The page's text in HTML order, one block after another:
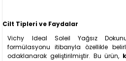
Cilt Tipleri ve Faydalar
Vichy Ideal Soleil Yağsız
formülasyonu itibarıyla özellikle
odaklanarak geliştirilmiştir. Bu ürün,